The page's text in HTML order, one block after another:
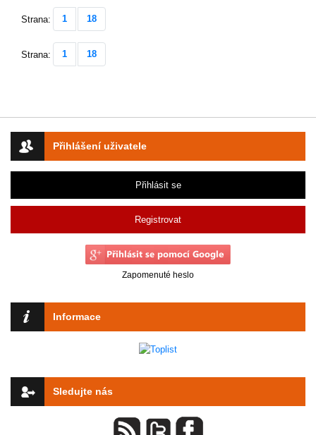
Přihlášení uživatele
Přihlásit se
Registrovat
Zapomenuté heslo
Informace
Sledujte nás
Strana: 1 18
Strana: 1 18